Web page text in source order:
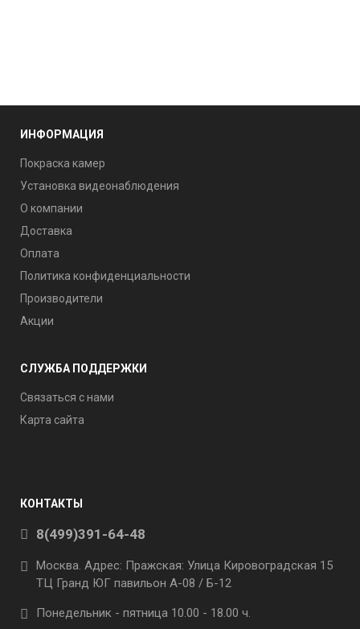
ИНФОРМАЦИЯ
Покраска камер
Установка видеонаблюдения
О компании
Доставка
Оплата
Политика конфиденциальности
Производители
Акции
СЛУЖБА ПОДДЕРЖКИ
Связаться с нами
Карта сайта
КОНТАКТЫ
8(499)391-64-48
Москва. Адрес: Пражская: Улица Кировоградская 15
ТЦ Гранд ЮГ павильон А-08 / Б-12
Понедельник - пятница 10.00 - 18.00 ч.